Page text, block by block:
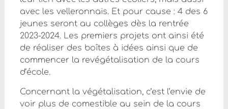
avec les velleronnais. Et pour cause : 4 des 6
jeunes seront au collèges dès la rentrée
2023-2024. Les premiers projets ont ainsi été
de réaliser des boîtes à idées ainsi que de
commencer la revégétalisation de la cours
d’école.
Concernant la végétalisation, c’est l’envie de
voir plus de comestible au sein de la cours